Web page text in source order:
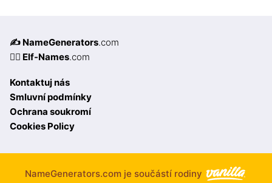
✍️ NameGenerators.com
🧝‍♀️ Elf-Names.com
Kontaktuj nás
Smluvní podmínky
Ochrana soukromí
Cookies Policy
NameGenerators.com je součástí rodiny